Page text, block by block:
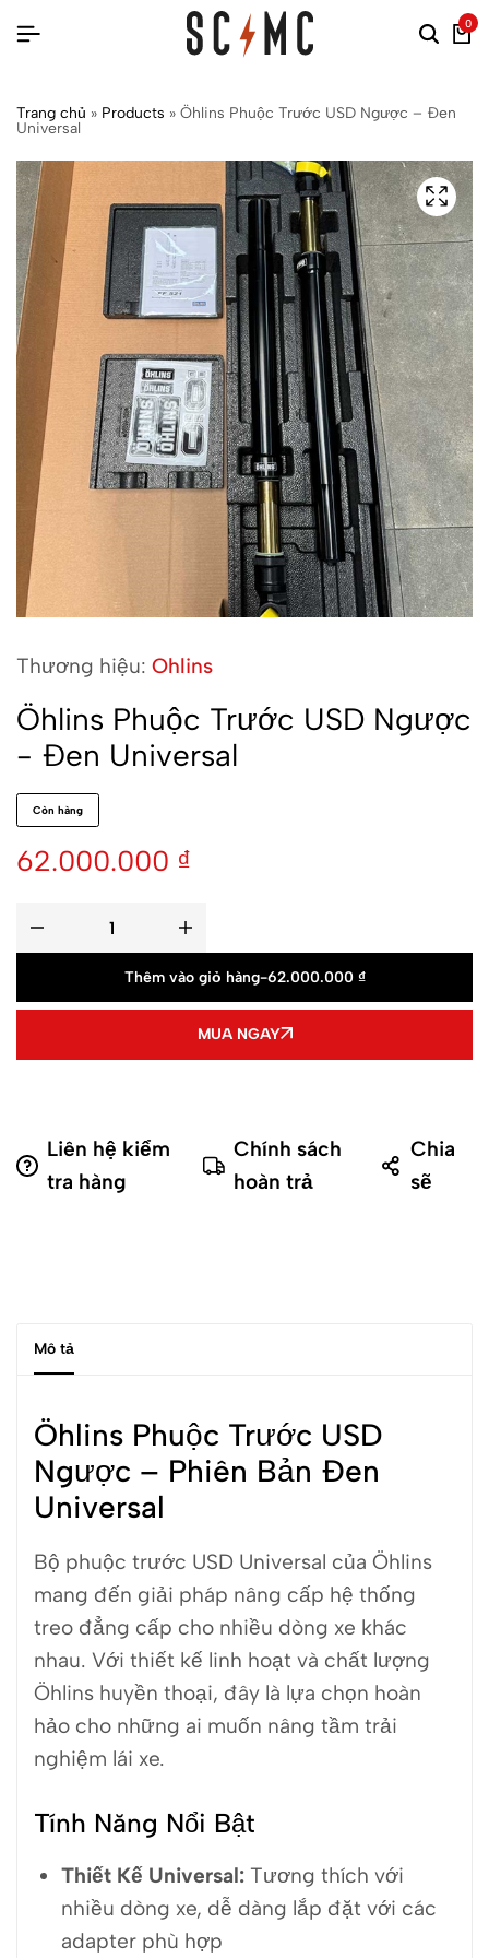
0
Trang chủ » Products » Öhlins Phuộc Trước USD Ngược – Đen
Universal
Thương hiệu: Ohlins
Öhlins Phuộc Trước USD Ngược
- Đen Universal
Còn hàng
62.000.000 ₫
Thêm vào giỏ hàng-62.000.000 ₫
MUA NGAY
Liên hệ kiểm
tra hàng
Chính sách
hoàn trả
Chia
sẽ
Mô tả
Öhlins Phuộc Trước USD
Ngược – Phiên Bản Đen
Universal
Bộ phuộc trước USD Universal của Öhlins
mang đến giải pháp nâng cấp hệ thống
treo đẳng cấp cho nhiều dòng xe khác
nhau. Với thiết kế linh hoạt và chất lượng
Öhlins huyền thoại, đây là lựa chọn hoàn
hảo cho những ai muốn nâng tầm trải
nghiệm lái xe.
Tính Năng Nổi Bật
Thiết Kế Universal:Tương thích với
nhiều dòng xe, dễ dàng lắp đặt với các
adapter phù hợp